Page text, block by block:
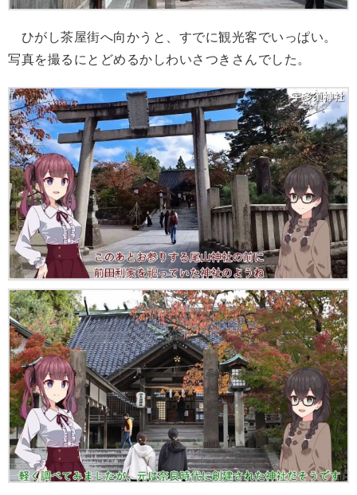
ひがし茶屋街へ向かうと、すでに観光客でいっぱい。
写真を撮るにとどめるかしわいさつきさんでした。